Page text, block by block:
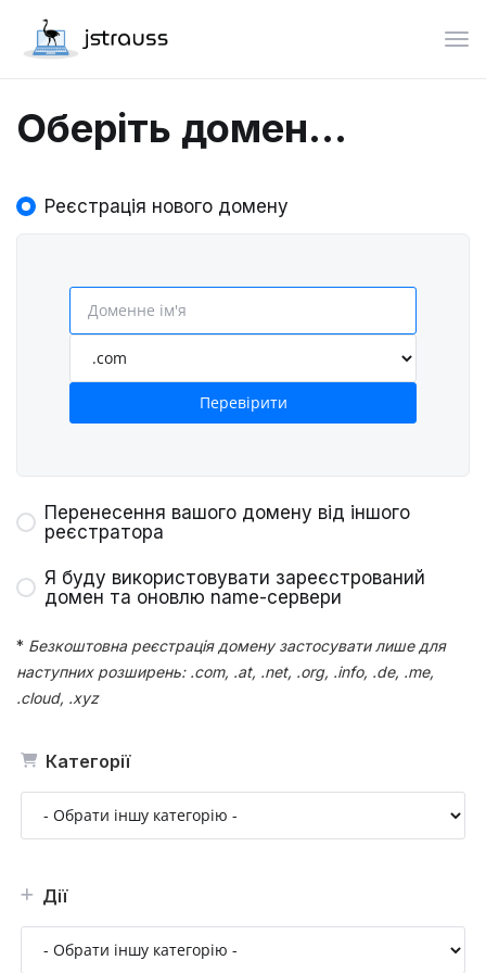
Оберіть домен...
Категорії
Дії
Реєстрація нового домену
Перевірити
Перенесення вашого домену від іншого
реєстратора
Я буду використовувати зареєстрований
домен та оновлю name-сервери
* Безкоштовна реєстрація домену застосувати лише для
наступних розширень: .com, .at, .net, .org, .info, .de, .me,
.cloud, .xyz